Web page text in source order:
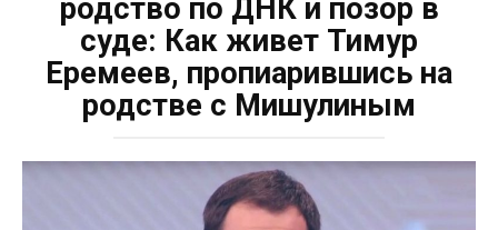
родство по ДНК и позор в
суде: Как живет Тимур
Еремеев, пропиарившись на
родстве с Мишулиным